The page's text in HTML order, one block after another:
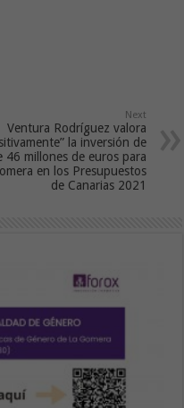
Next
Ventura Rodríguez valora
la inversión de
46 millones de euros para
en los Presupuestos
de Canarias 2021